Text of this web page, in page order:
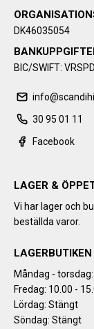
DK46035054
BIC/SWIFT:
30 95 01 11
Facebook
LAGER &
Vi har lager och
beställda varor.
Måndag -
Fredag: 10.00 -
Lördag: Stängt
Söndag: Stängt